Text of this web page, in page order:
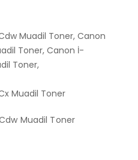
Muadil Toner, Canon
Toner, Canon İ-
Toner,
Muadil Toner
Muadil Toner